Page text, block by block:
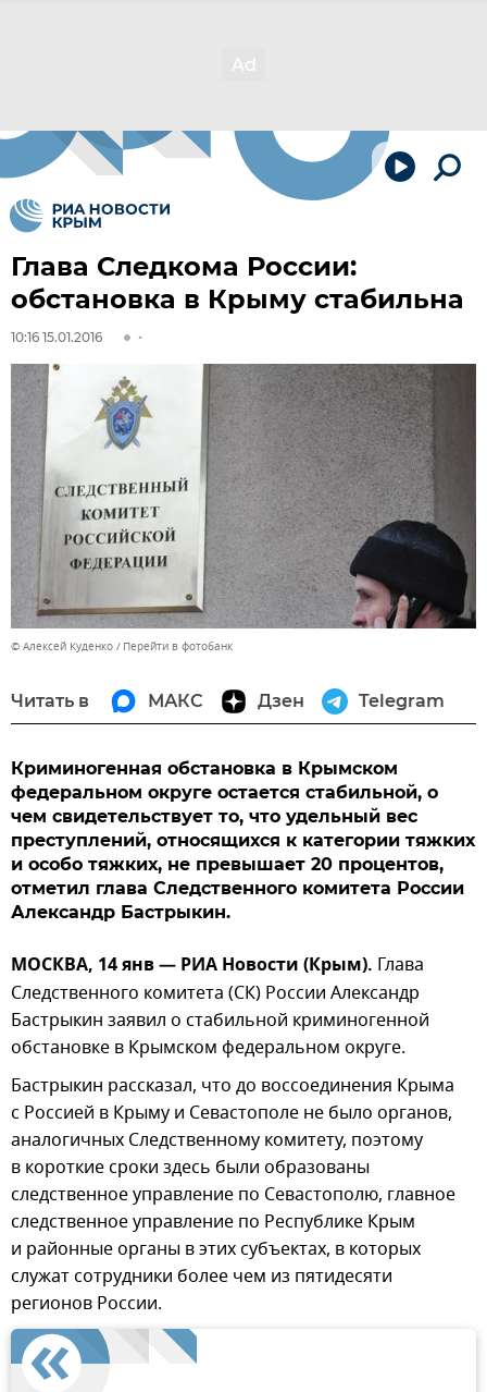
Глава Следкома России:
обстановка в Крыму стабильна
10:16 15.01.2016
© Алексей Куденко Перейти в фотобанк
Читать в МАКС Дзен Telegram
Криминогенная обстановка в Крымском
федеральном округе остается стабильной, о
чем свидетельствует то, что удельный вес
преступлений, относящихся к категории тяжких
и особо тяжких, не превышает 20 процентов,
отметил глава Следственного комитета России
Александр Бастрыкин.
МОСКВА, 14 янв — РИА Новости (Крым). Глава
Следственного комитета (СК) России Александр
Бастрыкин заявил о стабильной криминогенной
обстановке в Крымском федеральном округе.
Бастрыкин рассказал, что до воссоединения Крыма
с Россией в Крыму и Севастополе не было органов,
аналогичных Следственному комитету, поэтому
в короткие сроки здесь были образованы
следственное управление по Севастополю, главное
следственное управление по Республике Крым
и районные органы в этих субъектах, в которых
служат сотрудники более чем из пятидесяти
регионов России.